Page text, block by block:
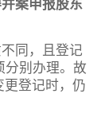
同，且登记
别办理。故
登记时，仍